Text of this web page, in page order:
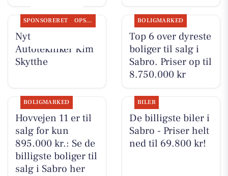
SPONSORERET OPSLAGSTAVLEN
Nyt fra
Autotekniker Kim
Skytthe
BOLIGMARKED
Top 6 over dyreste
boliger til salg i
Sabro. Priser op til
8.750.000 kr
BOLIGMARKED
Hovvejen 11 er til
salg for kun
895.000 kr.: Se de
billigste boliger til
salg i Sabro her
BILER
De billigste biler i
Sabro - Priser helt
ned til 69.800 kr!